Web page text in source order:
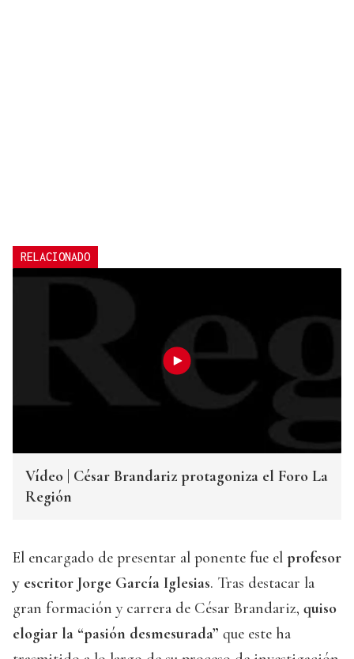
RELACIONADO
Vídeo | César Brandariz protagoniza el Foro La
Región
El encargado de presentar al ponente fue el profesor
y escritor Jorge García Iglesias. Tras destacar la
gran formación y carrera de César Brandariz, quiso
elogiar la “pasión desmesurada” que este ha